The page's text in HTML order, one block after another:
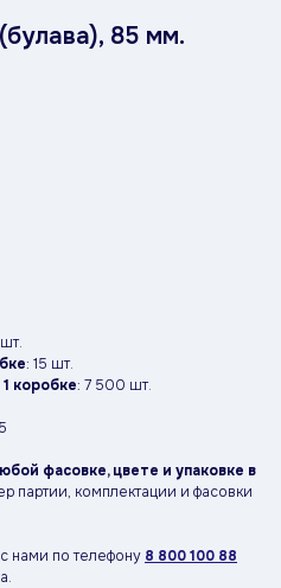
85 мм.
: 15 шт.
коробке: 7 500 шт.
фасовке, цвете и упаковке в
партии, комплектации и фасовки
нами по телефону 8 800 100 88